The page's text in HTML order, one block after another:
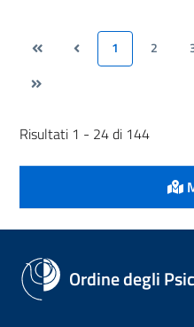
1 2
Risultati 1 - 24 di 144
Ordine degli